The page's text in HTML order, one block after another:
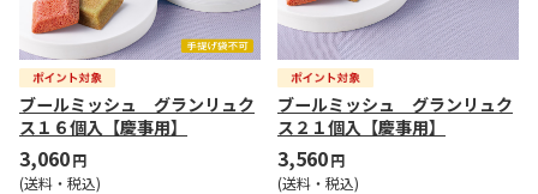
ブールミッシュ グランリュク
ス１６個入【慶事用】
3,060円
(送料・税込)
ブールミッシュ グランリュク
ス２１個入【慶事用】
3,560円
(送料・税込)